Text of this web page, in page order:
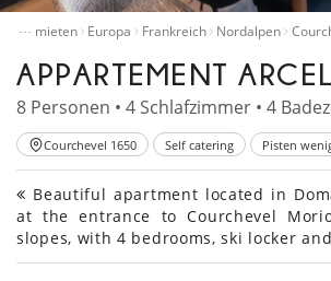
… mieten Europa Frankreich Nordalpen
APPARTEMENT
8 Personen • 4 Schlafzimmer • 4
Courchevel 1650 Self catering Pisten
Beautiful apartment located in
at the entrance to Courchevel
slopes, with 4 bedrooms, ski locker